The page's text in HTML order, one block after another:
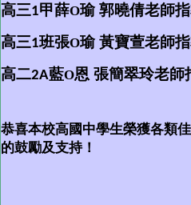
高三1甲薛O瑜 郭曉倩老師
高三1班張O瑜 黃寶萱老師
高二2A藍O恩 張簡翠玲老師
恭喜本校高國中學生榮獲各類
的鼓勵及支持！